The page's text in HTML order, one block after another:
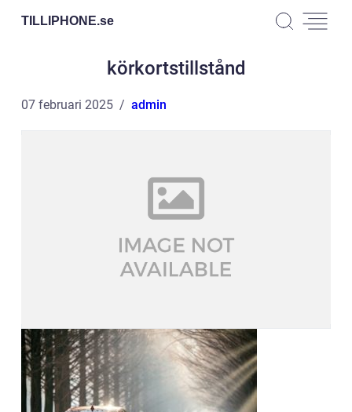
TILLIPHONE.se
körkortstillstånd
07 februari 2025 admin